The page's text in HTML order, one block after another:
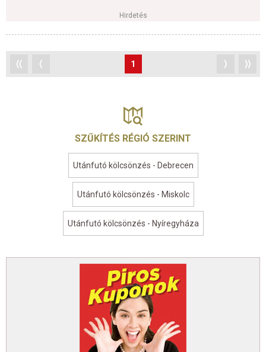
Hirdetés
⟨⟨ ⟨ 1 ⟩ ⟩⟩
SZŰKÍTÉS RÉGIÓ SZERINT
Utánfutó kölcsönzés - Debrecen
Utánfutó kölcsönzés - Miskolc
Utánfutó kölcsönzés - Nyíregyháza